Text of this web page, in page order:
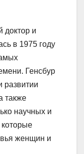
доктор и
в 1975 году
Генсбур
развитии
также
научных и
которые
женщин и